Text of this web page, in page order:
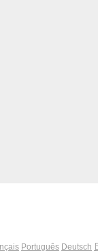
Português Deutsch